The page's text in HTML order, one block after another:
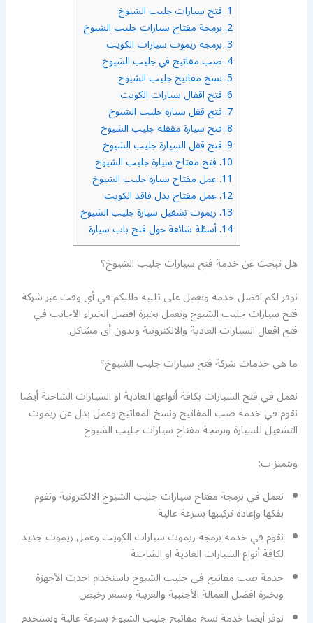
1. فتح سيارات جليب الشيوخ
2. برمجة مفتاح سيارات جليب الشيوخ
3. برمجة ريموت سيارات الكويت
4. صب مفاتيح في جليب الشيوخ
5. نسخ مفاتيح جليب الشيوخ
6. فتح اقفال سيارات الكويت
7. فتح قفل سيارة جليب الشيوخ
8. فتح سيارة مقفلة جليب الشيوخ
9. فتح قفل السيارة جليب الشيوخ
10. فتح مفتاح سيارة جليب الشيوخ
11. عمل مفتاح سيارة جليب الشيوخ
12. عمل مفتاح بدل فاقد الكويت
13. ريموت تشغيل سيارة جليب الشيوخ
14. أسئلة شائعة حول فتح باب سيارة
هل تبحث عن خدمة فتح سيارات جليب الشيوخ؟
نوفر لكم افضل خدمة ونعمل على تلبية طلبكم في أي وقت عبر شركة
فتح سيارات جليب الشيوخ ونعمل بخبرة افضل الخبراء الأجانب في
فتح اقفال السيارات العادية والالكترونية وبدون أي مشاكل
ما هي خدمات شركة فتح سيارات جليب الشيوخ؟
نعمل في فتح السيارات بكافة أنواعها العادية او السيارات الشاحنة أيضا
نقوم في خدمة صب المفاتيح ونسخ المفاتيح وعمل بدل عن ريموت
التشغيل للسيارة وبرمجة مفتاح سيارات جليب الشيوخ
ونتميز ب:
نعمل في برمجة مفتاح سيارات جليب الشيوخ الالكترونية ونقوم
بفكها وإعادة تركيبها بسرعة عالية
نقوم في خدمة برمجة ريموت سيارات الكويت وعمل ريموت جديد
لكافة أنواع السيارات العادية او الشاحنة
خدمة صب مفاتيح في جليب الشيوخ باستخدام احدث الأجهزة
وبخبرة افضل العمالة الأجنبية والعربية وبسعر رخيص
نوفر أيضا خدمة نسخ مفاتيح جليب الشيوخ بسرعة عالية ونستخدم